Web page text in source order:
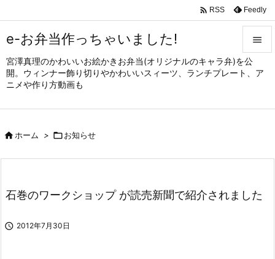
e-お弁当作っちゃいました!
宮澤真理のかわいいお絵かきお弁当(オリジナルのキャラ弁)を公
開。ウィンナー飾り切りやかわいいスィーツ、ランチプレート、ア
ニメや作り方動画も


メニュ
サイド


検索
 RSS Feedly
ホーム > お知らせ
石巻のワークショップ が読売新聞で紹介されました
 2012年7月30日